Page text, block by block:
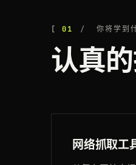
01 你将学到
认真
网络抓取工